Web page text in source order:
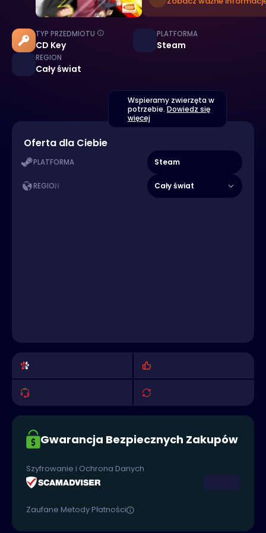
TYP PRZEDMIOTU
CD Key
PLATFORMA
Steam
REGION
Cały świat
Wspieramy zwierzęta w
potrzebie. Dowiedz się
więcej
Oferta dla Ciebie
PLATFORMA Steam
REGION Cały świat
Gwarancja Bezpiecznych Zakupów
Szyfrowanie i Ochrona Danych
Zaufane Metody Płatności